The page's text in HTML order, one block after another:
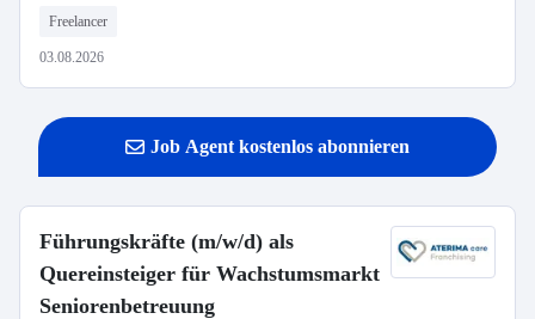
Freelancer
03.08.2026
Job Agent kostenlos abonnieren
Führungskräfte (m/w/d) als
Quereinsteiger für Wachstumsmarkt
Seniorenbetreuung